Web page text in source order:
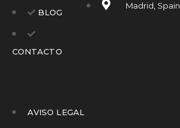
BLOG
CONTACTO
Madrid, Spain
AVISO LEGAL